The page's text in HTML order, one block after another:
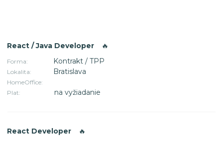
React / Java Developer 🔥
Forma: Kontrakt / TPP
Lokalita: Bratislava
HomeOffice:
Plat:
na vyžiadanie
React Developer 🔥